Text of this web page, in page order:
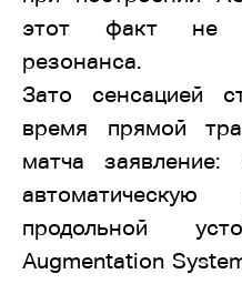
этот факт не
резонанса.
Зато сенсацией
время прямой
матча заявление:
продольной
Augmentation